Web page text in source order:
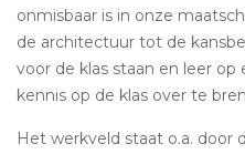
onmisbaar is in onze
de architectuur tot de
voor de klas staan en leer
kennis op de klas over te
Het werkveld staat o.a. door